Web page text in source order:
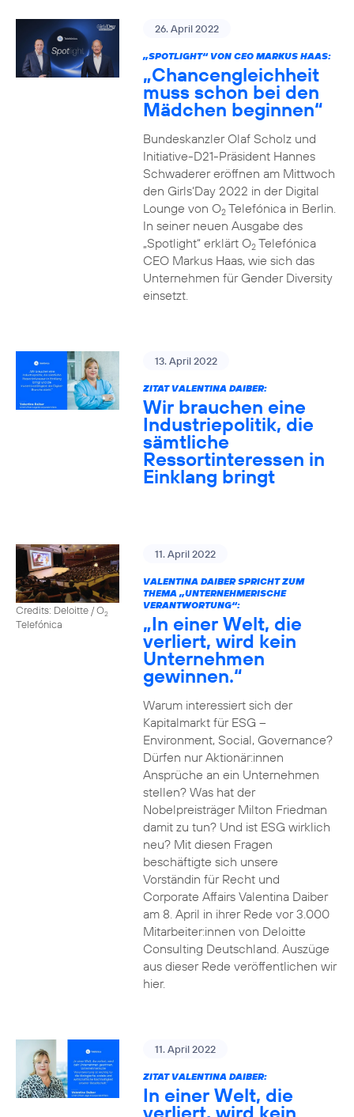
26. April 2022
„SPOTLIGHT“ VON CEO MARKUS HAAS:
„Chancengleichheit
muss schon bei den
Mädchen beginnen“
Bundeskanzler Olaf Scholz und
Initiative-D21-Präsident Hannes
Schwaderer eröffnen am Mittwoch
den Girls‘Day 2022 in der Digital
Lounge von O2Telefónica in Berlin.
In seiner neuen Ausgabe des
„Spotlight“ erklärt O2Telefónica
CEO Markus Haas, wie sich das
Unternehmen für Gender Diversity
einsetzt.
13. April 2022
ZITAT VALENTINA DAIBER:
Wir brauchen eine
Industriepolitik, die
sämtliche
Ressortinteressen in
Einklang bringt
Credits: Deloitte / O2
Telefónica
11. April 2022
VALENTINA DAIBER SPRICHT ZUM
THEMA „UNTERNEHMERISCHE
VERANTWORTUNG“:
„In einer Welt, die
verliert, wird kein
Unternehmen
gewinnen.“
Warum interessiert sich der
Kapitalmarkt für ESG –
Environment, Social, Governance?
Dürfen nur Aktionär:innen
Ansprüche an ein Unternehmen
stellen? Was hat der
Nobelpreisträger Milton Friedman
damit zu tun? Und ist ESG wirklich
neu? Mit diesen Fragen
beschäftigte sich unsere
Vorständin für Recht und
Corporate Affairs Valentina Daiber
am 8. April in ihrer Rede vor 3.000
Mitarbeiter:innen von Deloitte
Consulting Deutschland. Auszüge
aus dieser Rede veröffentlichen wir
hier.
11. April 2022
ZITAT VALENTINA DAIBER:
In einer Welt, die
verliert, wird kein